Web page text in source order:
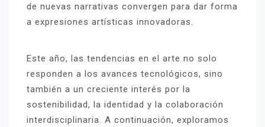
de nuevas narrativas convergen para dar forma
a expresiones artísticas innovadoras.
Este año, las tendencias en el arte no solo
responden a los avances tecnológicos, sino
también a un creciente interés por la
sostenibilidad, la identidad y la colaboración
interdisciplinaria. A continuación, exploramos